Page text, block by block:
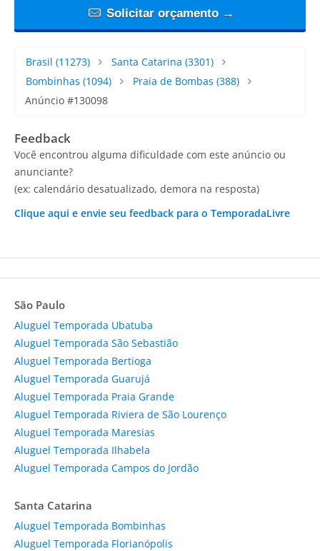
Solicitar orçamento →
Brasil (11273) Santa Catarina (3301)
Bombinhas (1094) Praia de Bombas (388)
Anúncio #130098
Feedback
Você encontrou alguma dificuldade com este anúncio ou
anunciante?
(ex: calendário desatualizado, demora na resposta)
Clique aqui e envie seu feedback para o TemporadaLivre
São Paulo
Aluguel Temporada Ubatuba
Aluguel Temporada São Sebastião
Aluguel Temporada Bertioga
Aluguel Temporada Guarujá
Aluguel Temporada Praia Grande
Aluguel Temporada Riviera de São Lourenço
Aluguel Temporada Maresias
Aluguel Temporada Ilhabela
Aluguel Temporada Campos do Jordão
Santa Catarina
Aluguel Temporada Bombinhas
Aluguel Temporada Florianópolis